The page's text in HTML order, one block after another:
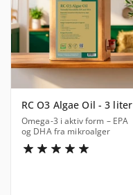
RC O3 Algae Oil - 3 liter
Omega-3 i aktiv form – EPA
og DHA fra mikroalger